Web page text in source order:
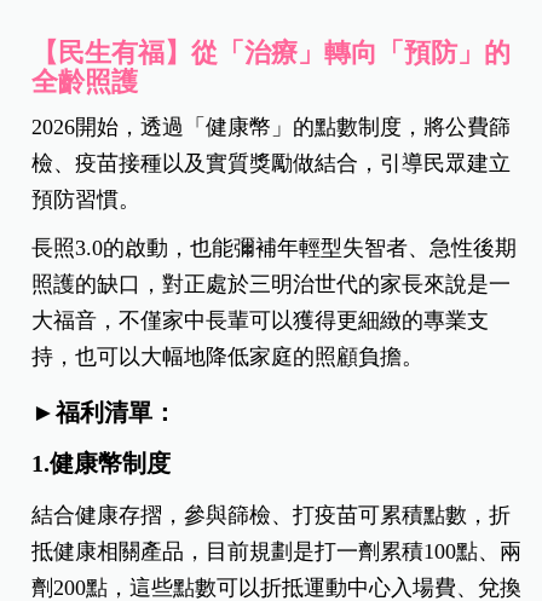
【民生有福】從「治療」轉向「預防」的
全齡照護
2026開始，透過「健康幣」的點數制度，將公費篩
檢、疫苗接種以及實質獎勵做結合，引導民眾建立
預防習慣。
長照3.0的啟動，也能彌補年輕型失智者、急性後期
照護的缺口，對正處於三明治世代的家長來說是一
大福音，不僅家中長輩可以獲得更細緻的專業支
持，也可以大幅地降低家庭的照顧負擔。
►福利清單：
1.健康幣制度
結合健康存摺，參與篩檢、打疫苗可累積點數，折
抵健康相關產品，目前規劃是打一劑累積100點、兩
劑200點，這些點數可以折抵運動中心入場費、兌換